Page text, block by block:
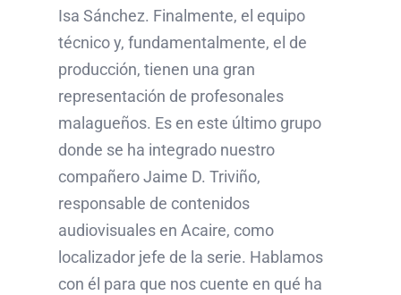
Isa Sánchez. Finalmente, el equipo
técnico y, fundamentalmente, el de
producción, tienen una gran
representación de profesonales
malagueños. Es en este último grupo
donde se ha integrado nuestro
compañero Jaime D. Triviño,
responsable de contenidos
audiovisuales en Acaire, como
localizador jefe de la serie. Hablamos
con él para que nos cuente en qué ha